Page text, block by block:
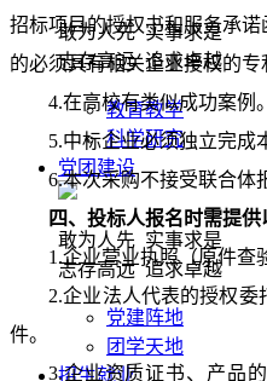
敢为人先 实事求是
志存高远 追求卓越
教育教学
科学研究
党团建设
敢为人先 实事求是
志存高远 追求卓越
党建阵地
团学天地
招生就业
招标项目的授权书和服务承
的必须具有相关企业授权的专
4.在高校有类似成功案例
5.中标企业必须独立完成
6.本次采购不接受联合体
四、投标人报名时需提供
1.企业营业执照（原件查
2.企业法人代表的授权
件。
3.企业资质证书、产品